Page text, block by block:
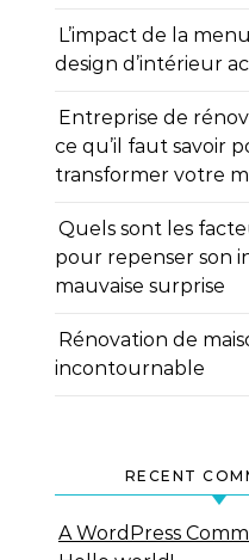
L’impact de la
design d’intérieur
Entreprise de
ce qu’il faut savoir
transformer votre
Quels sont les
pour repenser son
mauvaise surprise
Rénovation de
incontournable
RECENT
A WordPress